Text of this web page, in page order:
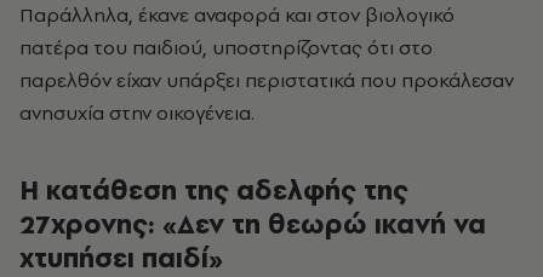
Παράλληλα, έκανε αναφορά και στον βιολογικό
πατέρα του παιδιού, υποστηρίζοντας ότι στο
παρελθόν είχαν υπάρξει περιστατικά που προκάλεσαν
ανησυχία στην οικογένεια.
Η κατάθεση της αδελφής της
27χρονης: «Δεν τη θεωρώ ικανή να
χτυπήσει παιδί»